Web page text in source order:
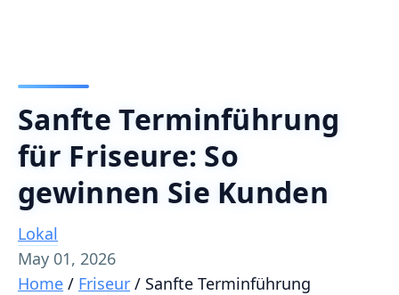
Sanfte Terminführung
für Friseure: So
gewinnen Sie Kunden
Lokal
May 01, 2026
Home / Friseur / Sanfte Terminführung